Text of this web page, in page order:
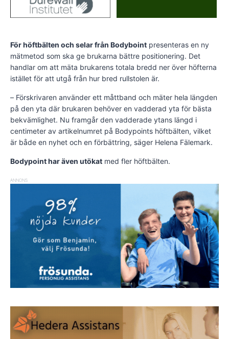
För höftbälten och selar från Bodyboint presenteras en ny
mätmetod som ska ge brukarna bättre positionering. Det
handlar om att mäta brukarens totala bredd ner över höfterna
istället för att utgå från hur bred rullstolen är.
– Förskrivaren använder ett måttband och mäter hela längden
på den yta där brukaren behöver en vadderad yta för bästa
bekvämlighet. Nu framgår den vadderade ytans längd i
centimeter av artikelnumret på Bodypoints höftbälten, vilket
är både en nyhet och en förbättring, säger Helena Fälemark.
Bodypoint har även utökat med fler höftbälten.
ANNONS